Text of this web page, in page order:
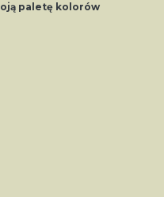
paletę kolorów